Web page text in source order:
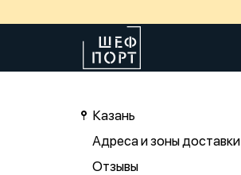
Казань
Адреса и зоны доставки
Отзывы